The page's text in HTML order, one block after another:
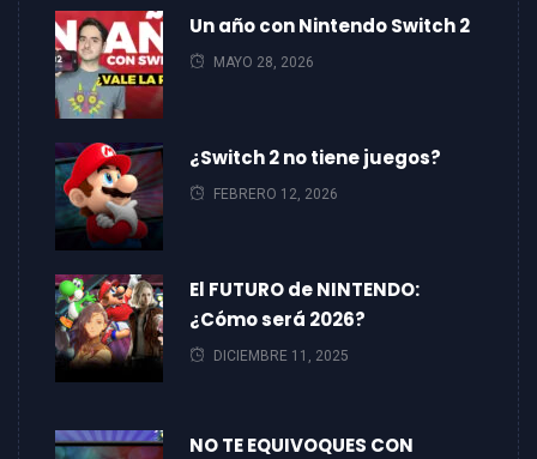
Un año con Nintendo Switch 2
MAYO 28, 2026
¿Switch 2 no tiene juegos?
FEBRERO 12, 2026
El FUTURO de NINTENDO:
¿Cómo será 2026?
DICIEMBRE 11, 2025
NO TE EQUIVOQUES CON